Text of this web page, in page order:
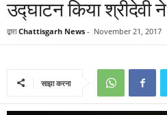
उद्घाटन किया श्रीदेवी ने
द्वारा Chattisgarh News - November 21, 2017
साझा करना